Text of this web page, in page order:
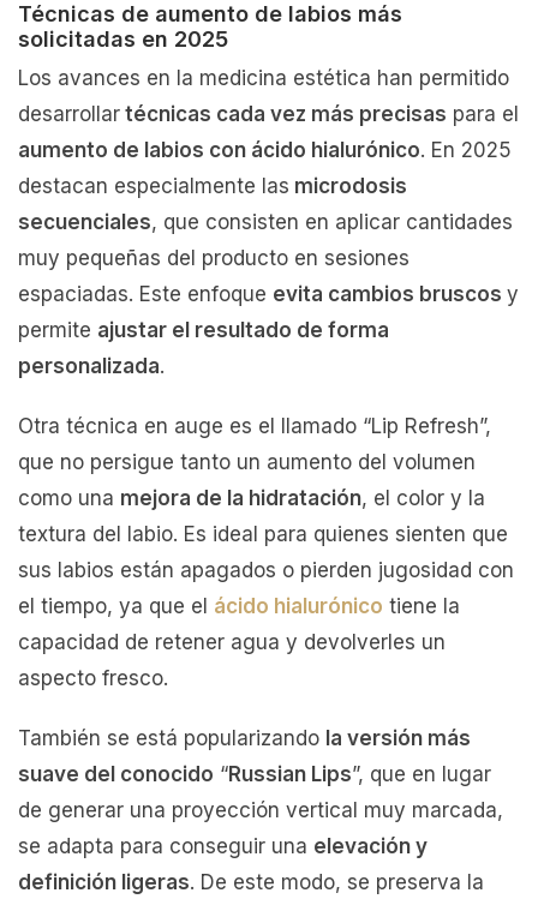
Técnicas de aumento de labios más
solicitadas en 2025
Los avances en la medicina estética han permitido
desarrollar técnicas cada vez más precisas para el
aumento de labios con ácido hialurónico. En 2025
destacan especialmente las microdosis
secuenciales, que consisten en aplicar cantidades
muy pequeñas del producto en sesiones
espaciadas. Este enfoque evita cambios bruscos y
permite ajustar el resultado de forma
personalizada.
Otra técnica en auge es el llamado “Lip Refresh”,
que no persigue tanto un aumento del volumen
como una mejora de la hidratación, el color y la
textura del labio. Es ideal para quienes sienten que
sus labios están apagados o pierden jugosidad con
el tiempo, ya que el ácido hialurónico tiene la
capacidad de retener agua y devolverles un
aspecto fresco.
También se está popularizando la versión más
suave del conocido “Russian Lips”, que en lugar
de generar una proyección vertical muy marcada,
se adapta para conseguir una elevación y
definición ligeras. De este modo, se preserva la